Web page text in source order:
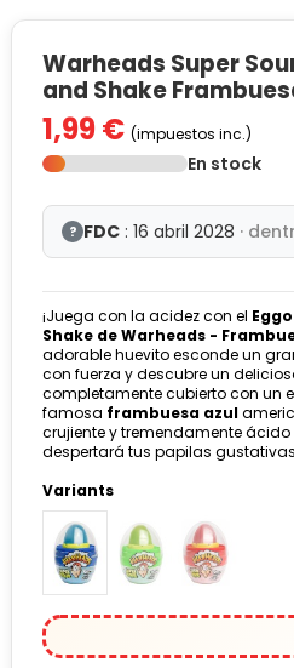
Warheads Super
and Shake
1,99 € (impuestos inc.)
En stock
? FDC : 16 abril 2028 ·
¡Juega con la acidez con el
Shake de Warheads -
adorable huevito esconde un
con fuerza y descubre un
completamente cubierto con un
famosa frambuesa azul
crujiente y tremendamente
despertará tus papilas
Variants